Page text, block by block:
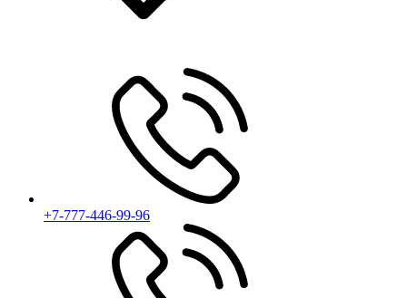
+7-777-446-99-96